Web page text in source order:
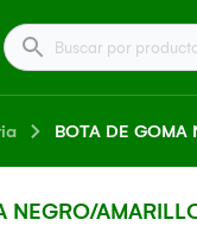
Buscar por
BOTA DE GOMA
NEGRO/